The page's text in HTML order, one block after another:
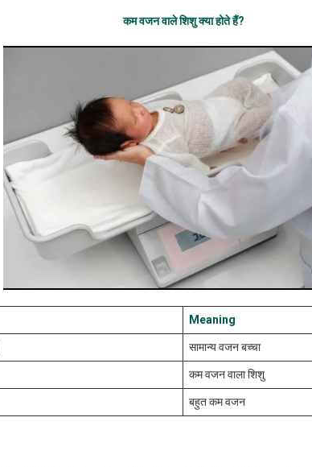
कम वजन वाले शिशु क्या होते हैं?
Meaning
सामान्य वजन बच्चा
कम वजन वाला शिशु
बहुत कम वजन